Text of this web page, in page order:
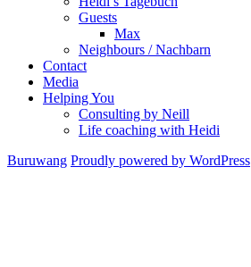
Guests
Max
Neighbours / Nachbarn
Contact
Media
Helping You
Consulting by Neill
Life coaching with Heidi
Buruwang Proudly powered by WordPress